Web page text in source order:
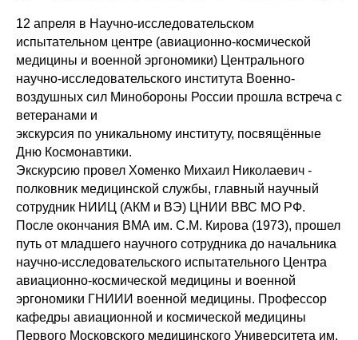
12 апреля в Научно-исследовательском
испытательном центре (авиационно-космической
медицины и военной эргономики) Центрального
научно-исследовательского института Военно-
воздушных сил Минобороны России прошла встреча с
ветеранами и
экскурсия по уникальному институту, посвящённые
Дню Космонавтики.
Экскурсию провел Хоменко Михаил Николаевич -
полковник медицинской службы, главный научный
сотрудник НИИЦ (АКМ и ВЭ) ЦНИИ ВВС МО РФ.
После окончания ВМА им. С.М. Кирова (1973), прошел
путь от младшего научного сотрудника до начальника
научно-исследовательского испытательного Центра
авиационно-космической медицины и военной
эргономики ГНИИИ военной медицины. Профессор
кафедры авиационной и космической медицины
Первого Московского медицинского Университета им.